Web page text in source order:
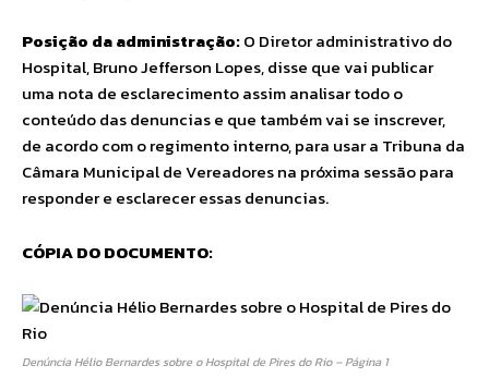
Posição da administração:O Diretor administrativo do
Hospital, Bruno Jefferson Lopes, disse que vai publicar
uma nota de esclarecimento assim analisar todo o
conteúdo das denuncias e que também vai se inscrever,
de acordo com o regimento interno, para usar a Tribuna da
Câmara Municipal de Vereadores na próxima sessão para
responder e esclarecer essas denuncias.
CÓPIA DO DOCUMENTO:
Denúncia Hélio Bernardes sobre o Hospital de Pires do Rio – Página 1